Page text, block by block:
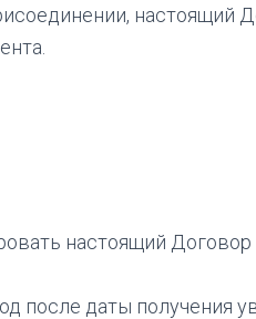
настоящий
настоящий
после даты получения